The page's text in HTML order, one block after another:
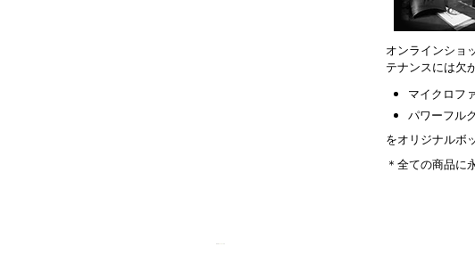
オンラインショ
テナンスには欠
マイクロフ
パワーフル
をオリジナルボ
＊全ての商品に